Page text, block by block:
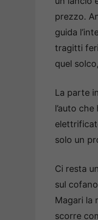
prezzo.
guida
tragitti
quel
La parte
l’auto
solo un
Ci resta
sul
Magari la
scorre